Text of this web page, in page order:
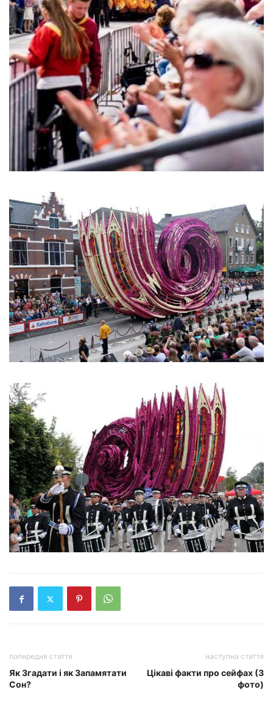
попередня стаття
Як Згадати і як Запамятати
Сон?
наступна стаття
Цікаві факти про сейфах (3
фото)